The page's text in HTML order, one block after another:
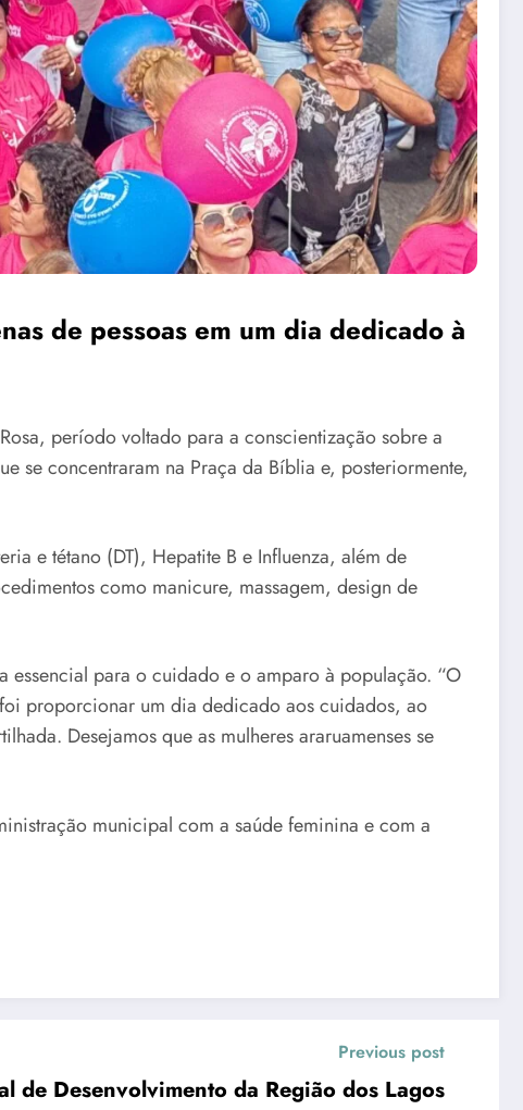
de pessoas em um dia dedicado à
período voltado para a conscientização sobre a
se concentraram na Praça da Bíblia e, posteriormente,
e tétano (DT), Hepatite B e Influenza, além de
como manicure, massagem, design de
para o cuidado e o amparo à população. “O
proporcionar um dia dedicado aos cuidados, ao
Desejamos que as mulheres araruamenses se
municipal com a saúde feminina e com a
Previous post
do Consórcio Intermunicipal de Desenvolvimento da Região dos Lagos